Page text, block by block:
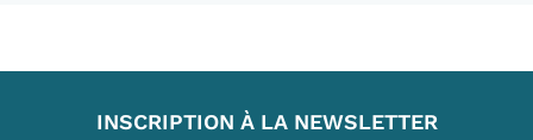
INSCRIPTION À LA NEWSLETTER